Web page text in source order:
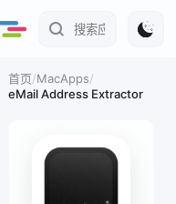
首页/MacApps/
eMail Address Extractor